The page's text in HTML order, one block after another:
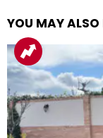
YOU MAY ALSO